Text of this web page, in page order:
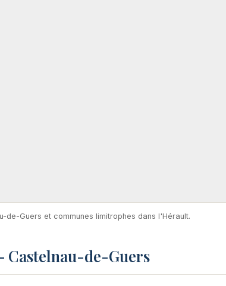
de-Guers et communes limitrophes dans l'Hérault.
Castelnau-de-Guers